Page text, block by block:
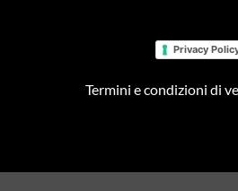
Privacy
Termini e condizioni di